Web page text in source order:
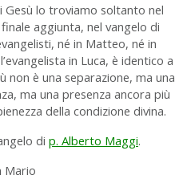
Gesù lo troviamo soltanto nel
aggiunta, nel vangelo di
né in Matteo, né in
in Luca, è identico a
non è una separazione, ma una
ma una presenza ancora più
della condizione divina.
di p. Alberto Maggi.
Mario